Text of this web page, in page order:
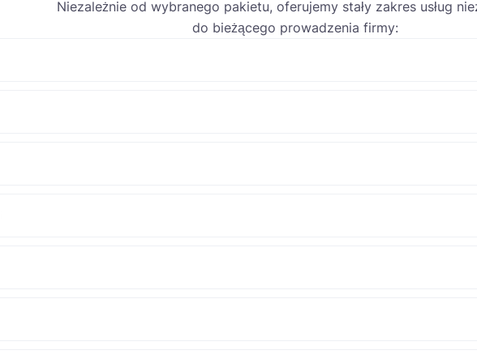
Niezależnie od wybranego pakietu, oferujemy stały zakres usług
do bieżącego prowadzenia firmy: